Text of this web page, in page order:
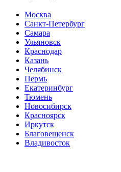
Москва
Санкт-Петербург
Самара
Ульяновск
Краснодар
Казань
Челябинск
Пермь
Екатеринбург
Тюмень
Новосибирск
Красноярск
Иркутск
Благовещенск
Владивосток